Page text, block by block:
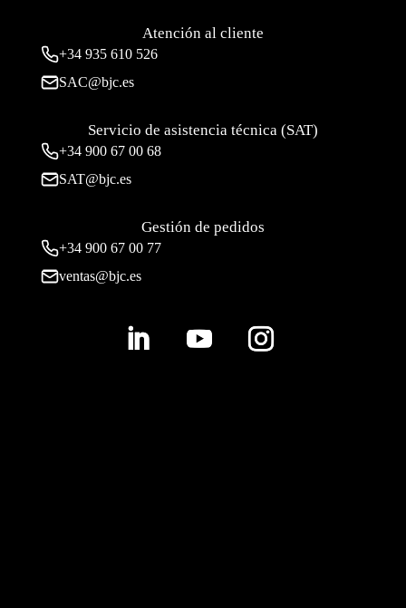
Atención al cliente
+34 935 610 526
SAC@bjc.es
Servicio de asistencia técnica (SAT)
+34 900 67 00 68
SAT@bjc.es
Gestión de pedidos
+34 900 67 00 77
ventas@bjc.es